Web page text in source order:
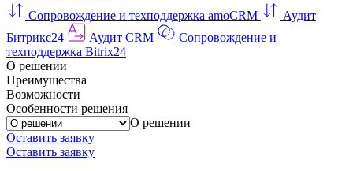
Сопровождение и техподдержка amoCRM
Аудит
Битрикс24
Аудит CRM
Сопровождение и
техподдержка Bitrix24
О решении
Преимущества
Возможности
Особенности решения
О решении
Оставить заявку
Оставить заявку